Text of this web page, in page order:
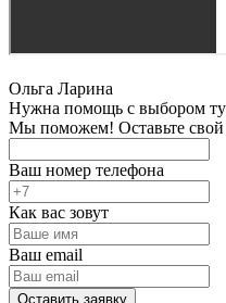
Ольга Ларина
Нужна помощь с выбором
Мы поможем! Оставьте свой
Ваш номер телефона
Как вас зовут
Ваш email